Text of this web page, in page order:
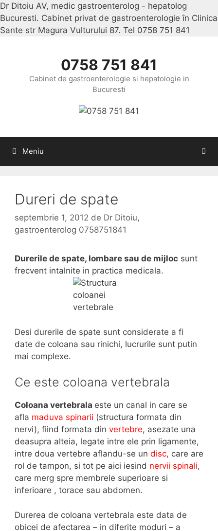
Dr Ditoiu AV, medic gastroenterolog - hepatolog
Bucuresti. Cabinet privat de gastroenterologie în Clinica
Sante str Magura Vulturului 87. Tel 0758 751 841
0758 751 841
Cabinet de gastroenterologie si hepatologie in
Bucuresti
Meniu
Dureri de spate
septembrie 1, 2012 de Dr Ditoiu,
gastroenterolog 0758751841
Durerile de spate, lombare sau de mijloc sunt
frecvent intalnite in practica medicala.
Desi durerile de spate sunt considerate a fi
date de coloana sau rinichi, lucrurile sunt putin
mai complexe.
Ce este coloana vertebrala
Coloana vertebrala este un canal in care se
afla maduva spinarii (structura formata din
nervi), fiind formata din vertebre, asezate una
deasupra alteia, legate intre ele prin ligamente,
intre doua vertebre aflandu-se un disc, care are
rol de tampon, si tot pe aici iesind nervii spinali,
care merg spre membrele superioare si
inferioare , torace sau abdomen.
Durerea de coloana vertebrala este data de
obicei de afectarea – in diferite moduri – a